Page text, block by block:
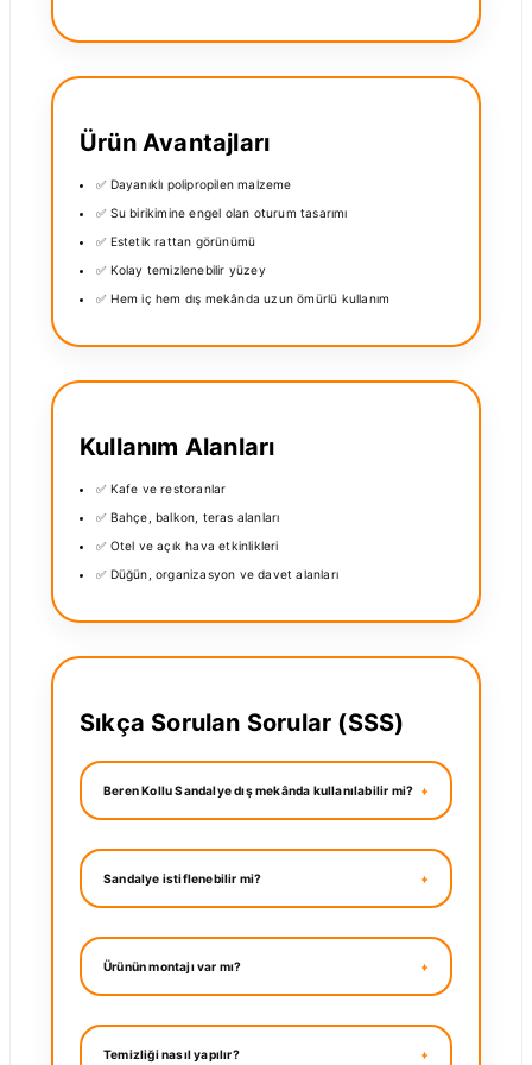
Ürün Avantajları
✅ Dayanıklı polipropilen malzeme
✅ Su birikimine engel olan oturum tasarımı
✅ Estetik rattan görünümü
✅ Kolay temizlenebilir yüzey
✅ Hem iç hem dış mekânda uzun ömürlü kullanım
Kullanım Alanları
✅ Kafe ve restoranlar
✅ Bahçe, balkon, teras alanları
✅ Otel ve açık hava etkinlikleri
✅ Düğün, organizasyon ve davet alanları
Sıkça Sorulan Sorular (SSS)
Beren Kollu Sandalye dış mekânda kullanılabilir mi?
Sandalye istiflenebilir mi?
Ürünün montajı var mı?
Temizliği nasıl yapılır?